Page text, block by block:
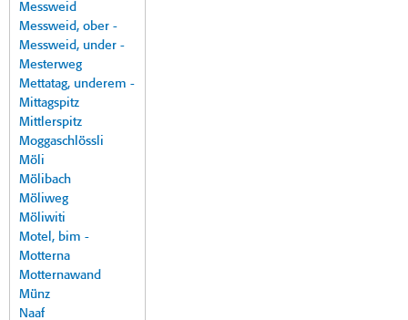
Messweid
Messweid, ober -
Messweid, under -
Mesterweg
Mettatag, underem -
Mittagspitz
Mittlerspitz
Moggaschlössli
Möli
Mölibach
Möliweg
Möliwiti
Motel, bim -
Motterna
Motternawand
Münz
Naaf